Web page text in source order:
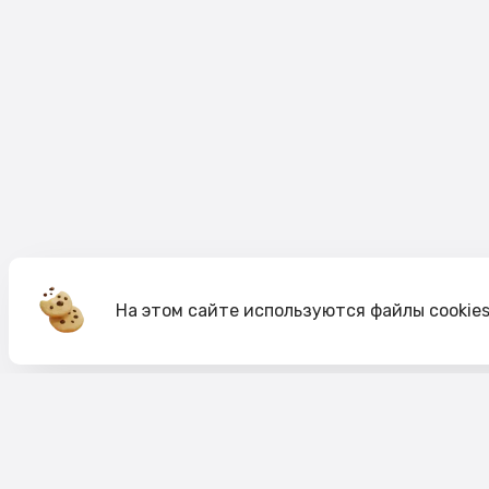
На этом сайте используются файлы cookies